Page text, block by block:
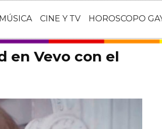
MÚSICA CINE Y TV HOROSCOPO
en Vevo con el